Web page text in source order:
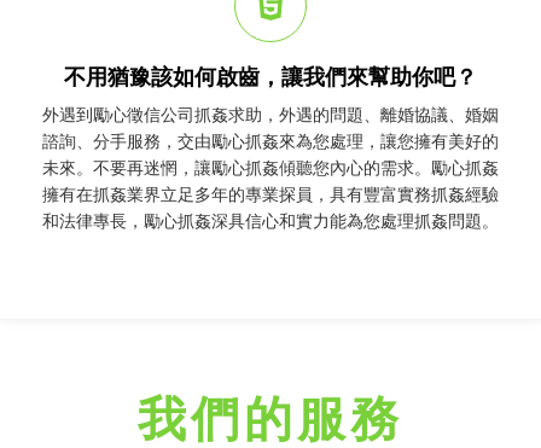
不用猶豫該如何啟齒，讓我們來幫助你吧？
外遇到勵心徵信公司抓姦求助，外遇的問題、離婚協議、婚姻
諮詢、分手服務，交由勵心抓姦來為您處理，讓您擁有美好的
未來。不要再迷惘，讓勵心抓姦傾聽您內心的需求。勵心抓姦
擁有在抓姦業界立足多年的專業探員，具有豐富實務抓姦經驗
和法律專長，勵心抓姦深具信心和實力能為您處理抓姦問題。
我們的服務